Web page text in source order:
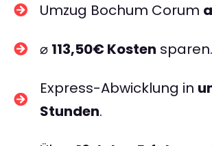
Umzug Bochum Corum
⌀ 113,50€ Kosten sparen.
Express-Abwicklung in
Stunden.